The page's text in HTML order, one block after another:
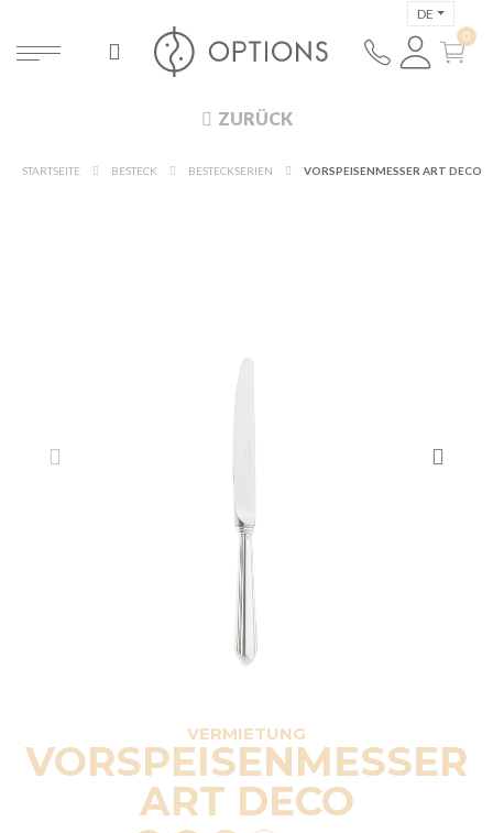
DE
ZURÜCK
STARTSEITE BESTECK BESTECKSERIEN VORSPEISENMESSER ART DECO
VERMIETUNG
VORSPEISENMESSER
ART DECO